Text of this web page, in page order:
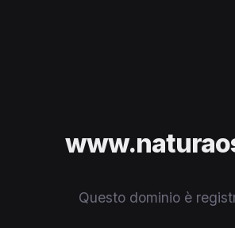
Questo dominio è